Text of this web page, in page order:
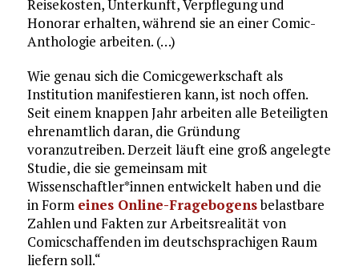
Reisekosten, Unterkunft, Verpflegung und
Honorar erhalten, während sie an einer Comic-
Anthologie arbeiten. (…)
Wie genau sich die Comicgewerkschaft als
Institution manifestieren kann, ist noch offen.
Seit einem knappen Jahr arbeiten alle Beteiligten
ehrenamtlich daran, die Gründung
voranzutreiben. Derzeit läuft eine groß angelegte
Studie, die sie gemeinsam mit
Wissenschaftler*innen entwickelt haben und die
in Form eines Online-Fragebogensbelastbare
Zahlen und Fakten zur Arbeitsrealität von
Comicschaffenden im deutschsprachigen Raum
liefern soll.“